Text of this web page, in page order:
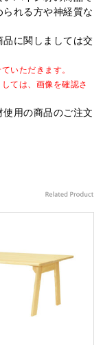
れる方や神経質な
に関しましては交
いただきます。
ては、画像を確認さ
用の商品のご注文